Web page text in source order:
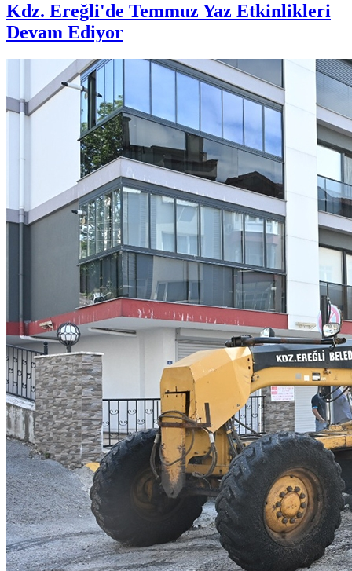
Kdz. Ereğli'de Temmuz Yaz Etkinlikleri
Devam Ediyor